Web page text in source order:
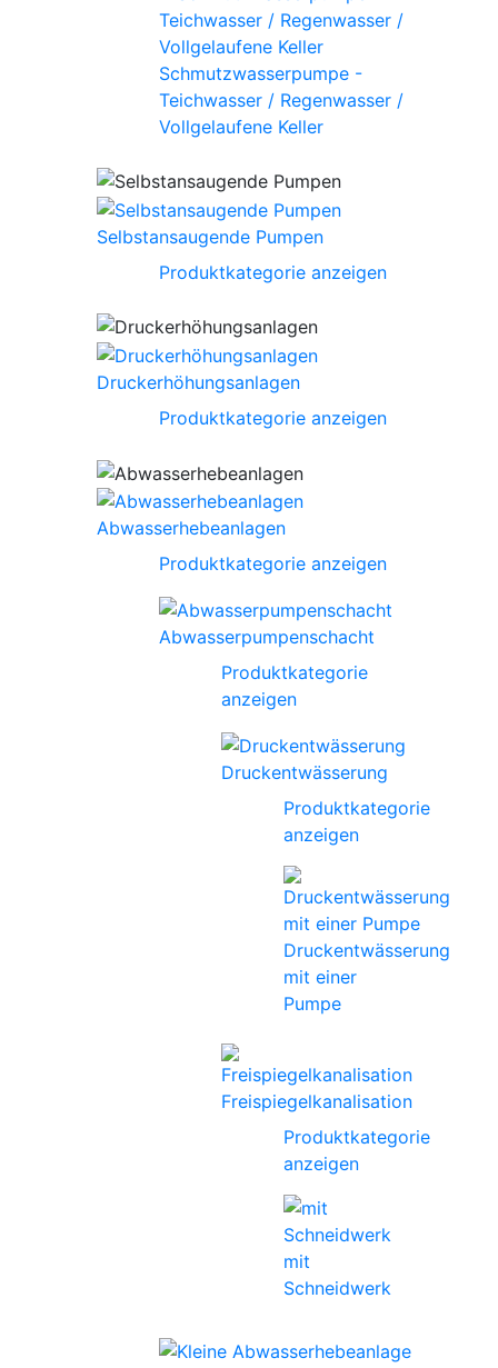
Schmutzwasserpumpe -
Teichwasser / Regenwasser /
Vollgelaufene Keller
Selbstansaugende Pumpen
Produktkategorie anzeigen
Druckerhöhungsanlagen
Produktkategorie anzeigen
Abwasserhebeanlagen
Produktkategorie anzeigen
Abwasserpumpenschacht
Produktkategorie
anzeigen
Druckentwässerung
Produktkategorie
anzeigen
Druckentwässerung
mit einer
Pumpe
Freispiegelkanalisation
Produktkategorie
anzeigen
mit
Schneidwerk